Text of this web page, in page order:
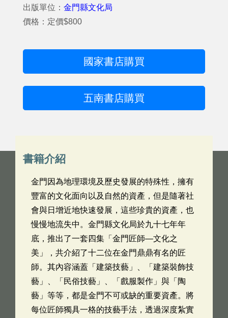
出版單位： 金門縣文化局
價格：定價$800
國家書店購買
五南書店購買
書籍介紹
金門因為地理環境及歷史發展的特殊性，擁有
豐富的文化面向以及自然的資產，但是隨著社
會與日增近地快速發展，這些珍貴的資產，也
慢慢地流失中。金門縣文化局於九十七年年
底，推出了一套四集「金門匠師—文化之
美」，共介紹了十二位在金門鼎鼎有名的匠
師。其內容涵蓋「建築技藝」、「建築裝飾技
藝」、「民俗技藝」、「戲服製作」與「陶
藝」等等，都是金門不可或缺的重要資產。將
每位匠師獨具一格的技藝手法，透過深度紮實